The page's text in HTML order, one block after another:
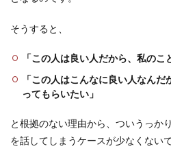
そうすると、
「この人は良い人だから、私のこ
「この人はこんなに良い人なん
ってもらいたい」
と根拠のない理由から、ついうっか
を話してしまうケースが少なくないで